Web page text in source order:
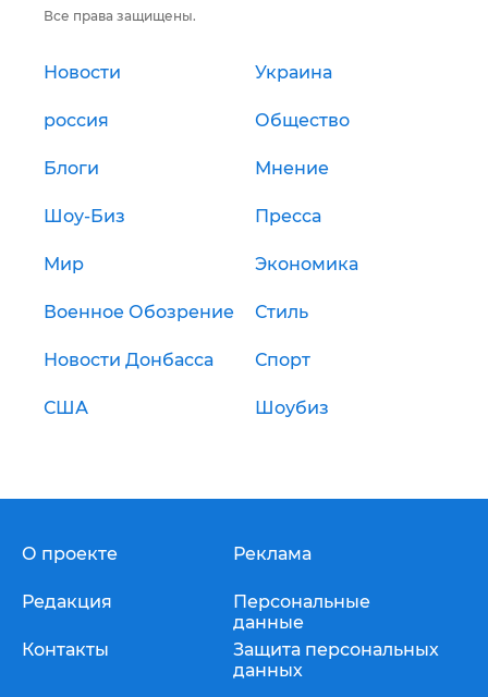
Все права защищены.
Новости Украина
россия Общество
Блоги Мнение
Шоу-Биз Пресса
Мир Экономика
Военное Обозрение Стиль
Новости Донбасса Спорт
США Шоубиз
О проекте
Редакция
Контакты
Реклама
Персональные
данные
Защита персональных
данных